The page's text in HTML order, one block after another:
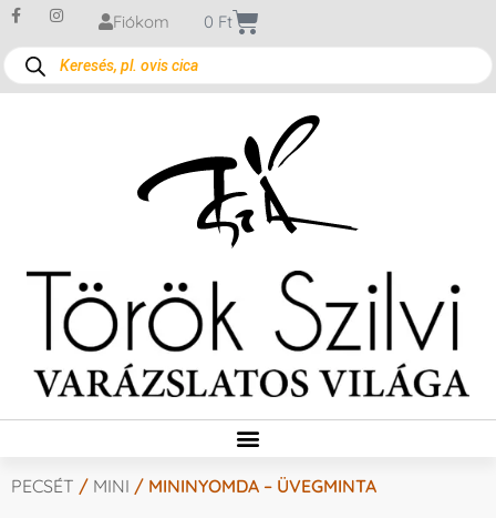
Fiókom 0 Ft
PECSÉT / MINI / MININYOMDA – ÜVEGMINTA